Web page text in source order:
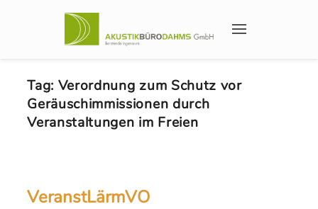
Tag: Verordnung zum Schutz vor
Geräuschimmissionen durch
Veranstaltungen im Freien
VeranstLärmVO